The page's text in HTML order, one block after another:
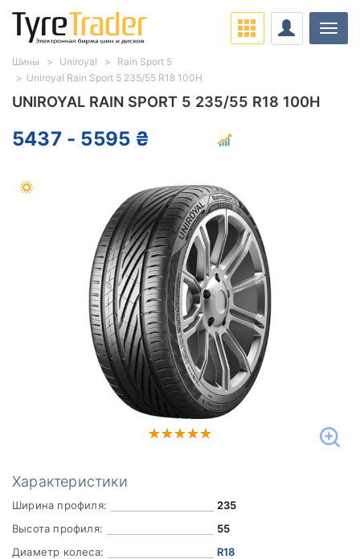
UNIROYAL RAIN SPORT 5 235/55 R18 100H
5437 - 5595 ₴
Характеристики
Ширина профиля:
235
Высота профиля:
55
Диаметр колеса:
R18
Шины Uniroyal
Rain Sport 5
Uniroyal Rain Sport 5 235/55 R18 100H